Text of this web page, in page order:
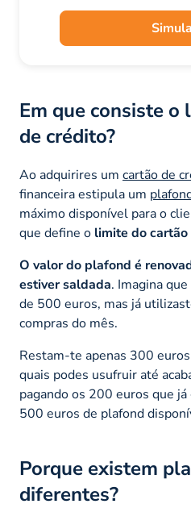
Em que consiste
de crédito?
Ao adquirires um cartão de
financeira estipula um
máximo disponível para o
que define o limite do
O valor do plafond é
estiver saldada. Imagina
de 500 euros, mas já
compras do mês.
Restam-te apenas 300
quais podes usufruir até
pagando os 200 euros que
500 euros de plafond
Porque existem
diferentes?